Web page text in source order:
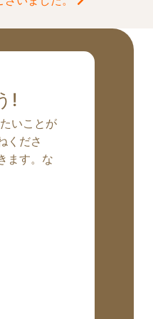
!
いことが
くださ
ます。な